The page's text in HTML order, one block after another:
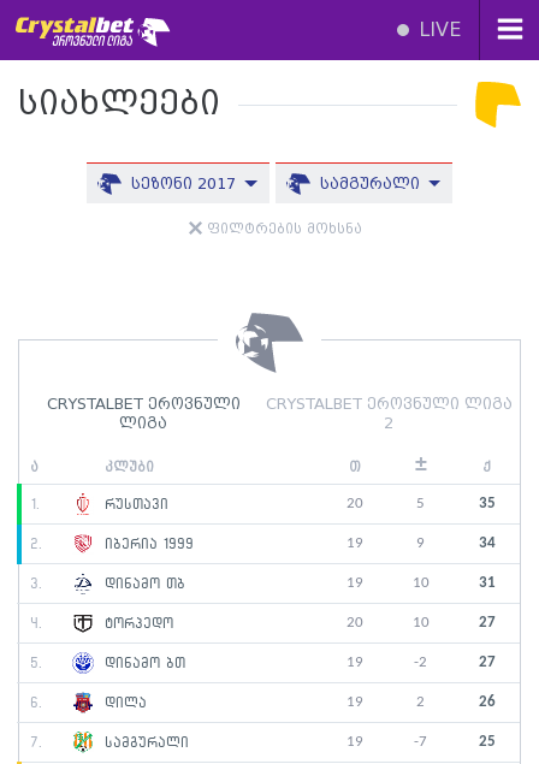
LIVE
CRYSTALBET ეროვნული
ლიგა
CRYSTALBET ეროვნული ლიგა
2
ა კლუბი თ ± ქ
1. რუსთავი 20 5 35
2. იბერია 1999 19 9 34
3. დინამო თბ 19 10 31
4. ტორპედო 20 10 27
5. დინამო ბთ 19 -2 27
6. დილა 19 2 26
7. სამგურალი 19 -7 25
სიახლეები
სეზონი 2017 სამგურალი
ფილტრების მოხსნა